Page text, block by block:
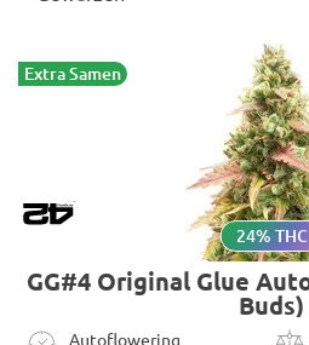
Extra Samen
24% THC
GG#4 Original Glue
Buds)
Autoflowering